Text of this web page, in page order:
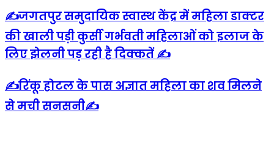
✍️जगतपुर समुदायिक स्वास्थ केंद्र में महिला डाक्टर
की खाली पड़ी कुर्सी गर्भवती महिलाओं को इलाज के
लिए झेलनी पड़ रही है दिक्कतें ✍️
✍️रिंकू होटल के पास अज्ञात महिला का शव मिलने
से मची सनसनी✍️